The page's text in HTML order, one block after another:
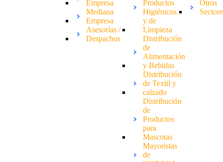
Empresa
Mediana
Empresa
Asesorías /
Despachos
Productos
Higiénicos
y de
Limpieza
Distribución
de
Alimentación
y Bebidas
Distribución
de Textil y
calzado
Distribución
de
Productos
para
Mascotas
Mayoristas
de
Otros